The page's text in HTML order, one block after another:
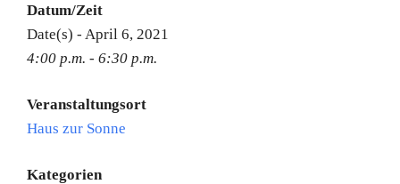
Datum/Zeit
Date(s) - April 6, 2021
4:00 p.m. - 6:30 p.m.
Veranstaltungsort
Haus zur Sonne
Kategorien